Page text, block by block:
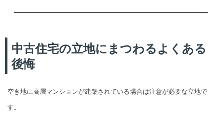
中古住宅の立地にまつわるよくある
後悔
空き地に高層マンションが建築されている場合は注意が必要な立地で
す。